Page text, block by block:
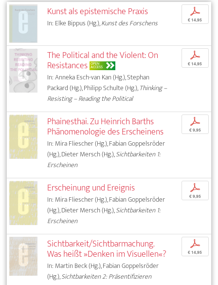
Kunst als epistemische Praxis
In: Elke Bippus (Hg.),Kunst des Forschens
p
€ 14,95
The Political and the Violent: On
Resistances OPEN
ACCESS
In: Anneka Esch-van Kan (Hg.), Stephan
Packard (Hg.), Philipp Schulte (Hg.),Thinking –
Resisting – Reading the Political
p
€ 14,95
Phainesthai. Zu Heinrich Barths
Phänomenologie des Erscheinens
In: Mira Fliescher (Hg.), Fabian Goppelsröder
(Hg.), Dieter Mersch (Hg.),Sichtbarkeiten 1:
Erscheinen
p
€ 9,95
Erscheinung und Ereignis
In: Mira Fliescher (Hg.), Fabian Goppelsröder
(Hg.), Dieter Mersch (Hg.),Sichtbarkeiten 1:
Erscheinen
p
€ 9,95
Sichtbarkeit/Sichtbarmachung.
Was heißt »Denken im Visuellen«?
In: Martin Beck (Hg.), Fabian Goppelsröder
(Hg.),Sichtbarkeiten 2: Präsentifizieren
p
€ 14,95